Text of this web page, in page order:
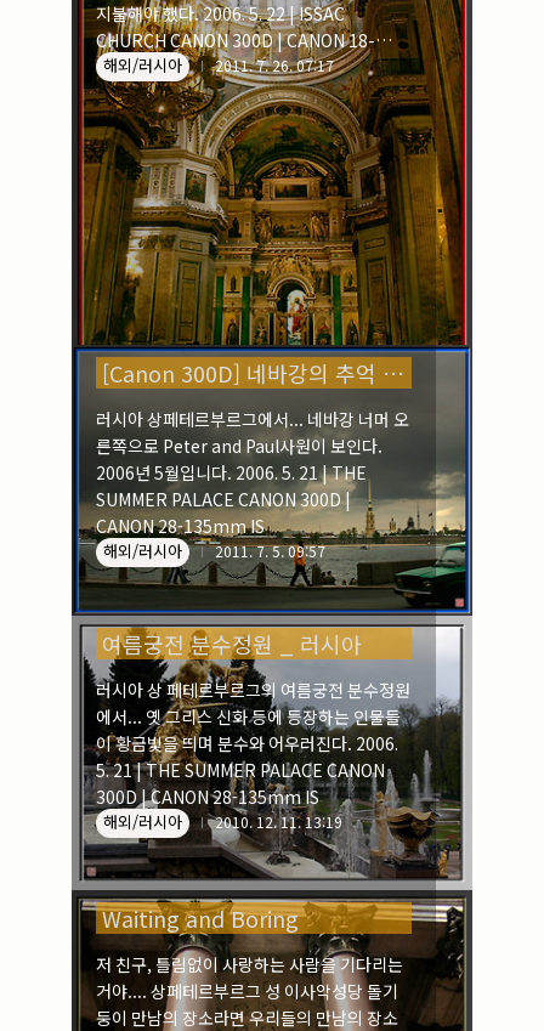
지불해야 했다. 2006. 5. 22 | ISSAC
CHURCH CANON 300D | CANON 18-
55mm
해외/러시아 2011. 7. 26. 07:17
[Canon 300D] 네바강의 추억 _ 러시아
러시아 상페테르부르그에서... 네바강 너머 오
른쪽으로 Peter and Paul사원이 보인다.
2006년 5월입니다. 2006. 5. 21 | THE
SUMMER PALACE CANON 300D |
CANON 28-135mm IS
해외/러시아 2011. 7. 5. 09:57
여름궁전 분수정원 _ 러시아
러시아 상 페테르부르그의 여름궁전 분수정원
에서... 옛 그리스 신화 등에 등장하는 인물들
이 황금빛을 띄며 분수와 어우러진다. 2006.
5. 21 | THE SUMMER PALACE CANON
300D | CANON 28-135mm IS
해외/러시아 2010. 12. 11. 13:19
Waiting and Boring
저 친구, 틀림없이 사랑하는 사람을 기다리는
거야.... 상페테르부르그 성 이사악성당 돌기
둥이 만남의 장소라면 우리들의 만남의 장소